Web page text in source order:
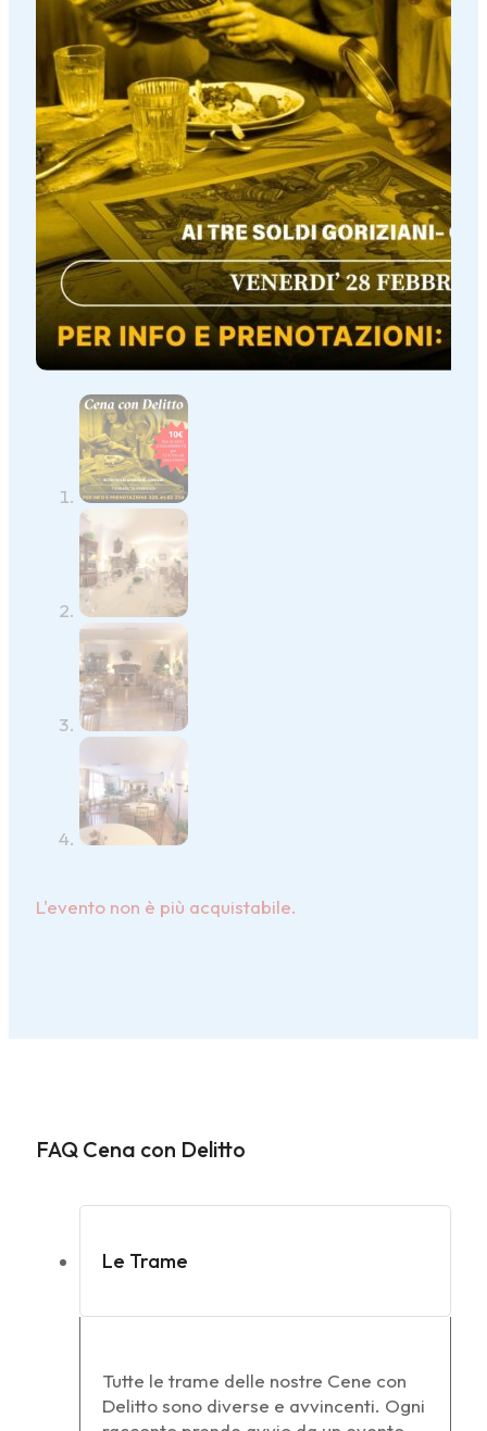
L'evento non è più acquistabile.
FAQ Cena con Delitto
Le Trame
Tutte le trame delle nostre Cene con
Delitto sono diverse e avvincenti. Ogni